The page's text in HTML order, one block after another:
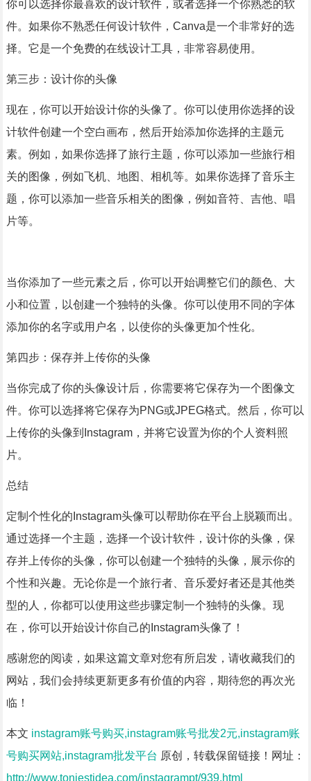
你可以选择你最喜欢的设计软件，或者选择一个你熟悉的软
件。如果你不熟悉任何设计软件，Canva是一个非常好的选
择。它是一个免费的在线设计工具，非常容易使用。
第三步：设计你的头像
现在，你可以开始设计你的头像了。你可以使用你选择的设
计软件创建一个空白画布，然后开始添加你选择的主题元
素。例如，如果你选择了旅行主题，你可以添加一些旅行相
关的图像，例如飞机、地图、相机等。如果你选择了音乐主
题，你可以添加一些音乐相关的图像，例如音符、吉他、唱
片等。
当你添加了一些元素之后，你可以开始调整它们的颜色、大
小和位置，以创建一个独特的头像。你可以使用不同的字体
添加你的名字或用户名，以使你的头像更加个性化。
第四步：保存并上传你的头像
当你完成了你的头像设计后，你需要将它保存为一个图像文
件。你可以选择将它保存为PNG或JPEG格式。然后，你可以
上传你的头像到Instagram，并将它设置为你的个人资料照
片。
总结
定制个性化的Instagram头像可以帮助你在平台上脱颖而出。
通过选择一个主题，选择一个设计软件，设计你的头像，保
存并上传你的头像，你可以创建一个独特的头像，展示你的
个性和兴趣。无论你是一个旅行者、音乐爱好者还是其他类
型的人，你都可以使用这些步骤定制一个独特的头像。现
在，你可以开始设计你自己的Instagram头像了！
感谢您的阅读，如果这篇文章对您有所启发，请收藏我们的
网站，我们会持续更新更多有价值的内容，期待您的再次光
临！
本文 instagram账号购买,instagram账号批发2元,instagram账
号购买网站,instagram批发平台 原创，转载保留链接！网址：
http://www.toniestidea.com/instagrampt/939.html